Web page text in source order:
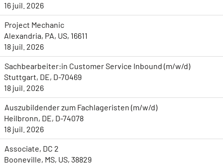
16 juil. 2026
Project Mechanic
Alexandria, PA, US, 16611
18 juil. 2026
Sachbearbeiter:in Customer Service Inbound (m/w/d)
Stuttgart, DE, D-70469
18 juil. 2026
Auszubildender zum Fachlageristen (m/w/d)
Heilbronn, DE, D-74078
18 juil. 2026
Associate, DC 2
Booneville, MS, US, 38829